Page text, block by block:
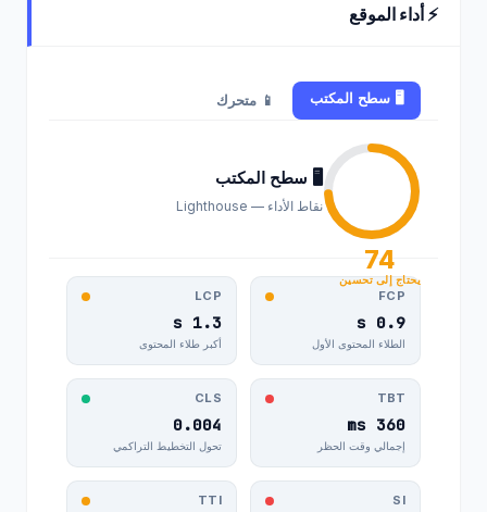
⚡ أداء الموقع
🖥️ سطح المكتب 📱 متحرك
74
يحتاج إلى تحسين
🖥️ سطح المكتب
نقاط الأداء — Lighthouse
FCP
0.9 s
الطلاء المحتوى الأول
LCP
1.3 s
أكبر طلاء المحتوى
TBT
360 ms
إجمالي وقت الحظر
CLS
0.004
تحول التخطيط التراكمي
SI
TTI